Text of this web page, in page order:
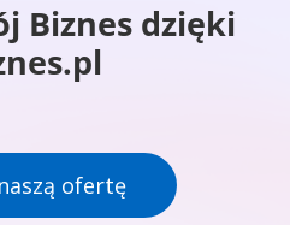
Biznes dzięki
ofertę